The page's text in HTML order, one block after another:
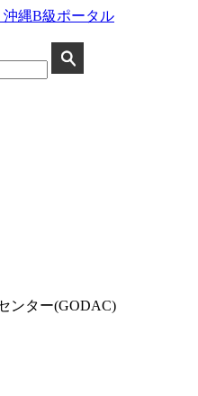
ンター(GODAC)